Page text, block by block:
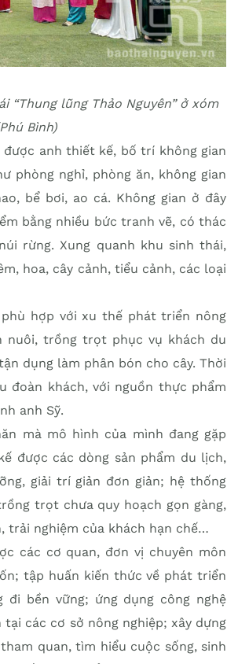
lũng Thảo Nguyên” ở xóm
Bình)
được anh thiết kế, bố trí không gian
phòng nghỉ, phòng ăn, không gian
bể bơi, ao cá. Không gian ở đây
bằng nhiều bức tranh vẽ, có thác
rừng. Xung quanh khu sinh thái,
hoa, cây cảnh, tiểu cảnh, các loại
hợp với xu thế phát triển nông
nuôi, trồng trọt phục vụ khách du
dụng làm phân bón cho cây. Thời
đoàn khách, với nguồn thực phẩm
anh Sỹ.
mà mô hình của mình đang gặp
được các dòng sản phẩm du lịch,
giải trí giản đơn giản; hệ thống
trọt chưa quy hoạch gọn gàng,
trải nghiệm của khách hạn chế…
các cơ quan, đơn vị chuyên môn
tập huấn kiến thức về phát triển
bền vững; ứng dụng công nghệ
các cơ sở nông nghiệp; xây dựng
quan, tìm hiểu cuộc sống, sinh